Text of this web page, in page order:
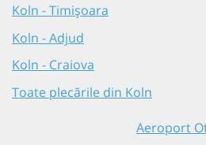
Koln - Timișoara
Koln - Adjud
Koln - Craiova
Toate plecările din Koln
Aeroport